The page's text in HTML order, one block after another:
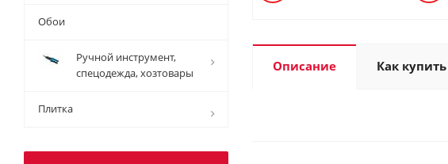
Описание Как купить
Обои
Ручной инструмент,
спецодежда, хозтовары
Плитка